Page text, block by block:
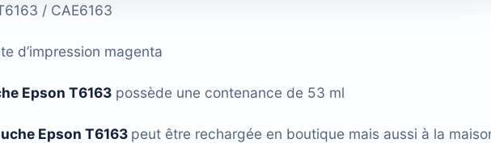
/ CAE6163
d’impression magenta
Epson T6163 possède une contenance de 53 ml
Epson T6163 peut être rechargée en boutique mais aussi à la